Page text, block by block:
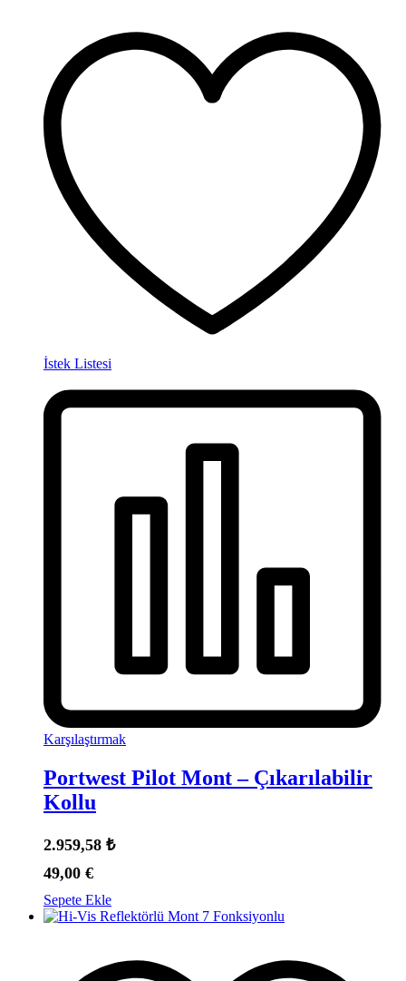
İstek Listesi
Karşılaştırmak
Portwest Pilot Mont – Çıkarılabilir
Kollu
2.959,58 ₺
49,00 €
Sepete Ekle